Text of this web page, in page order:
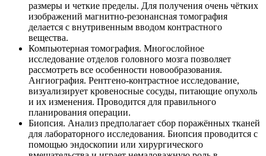
размеры и четкие пределы. Для получения очень чётких
изображений магнитно-резонансная томография
делается с внутривенным вводом контрастного
вещества.
Компьютерная томография. Многослойное
исследование отделов головного мозга позволяет
рассмотреть все особенности новообразования.
Ангиография. Рентгено-контрастное исследование,
визуализирует кровеносные сосуды, питающие опухоль
и их изменения. Проводится для правильного
планирования операции.
Биопсия. Анализ предполагает сбор поражённых тканей
для лабораторного исследования. Биопсия проводится с
помощью эндоскопии или хирургического